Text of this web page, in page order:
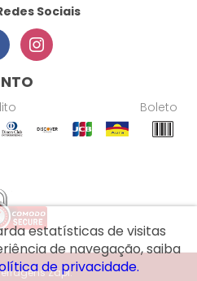
Sociais
Boleto
estatísticas de visitas
de navegação, saiba
de privacidade.
Zapi.